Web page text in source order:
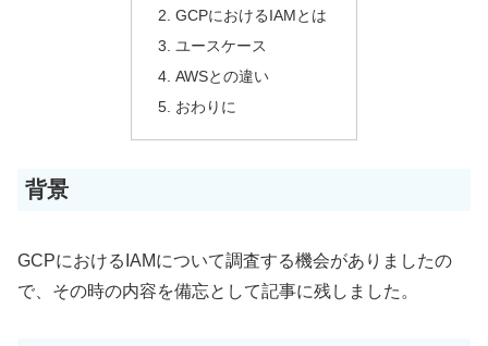
GCPにおけるIAMとは
ユースケース
AWSとの違い
おわりに
背景
GCPにおけるIAMについて調査する機会がありましたの
で、その時の内容を備忘として記事に残しました。